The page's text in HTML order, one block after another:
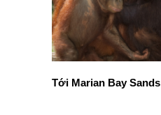
Tới Marian Bay Sands